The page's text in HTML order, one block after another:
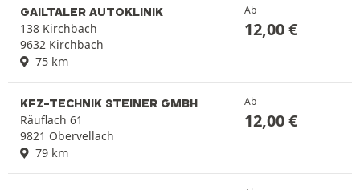
GAILTALER AUTOKLINIK
138 Kirchbach
9632 Kirchbach
75 km
Ab
12,00€
KFZ-TECHNIK STEINER GMBH
Räuflach 61
9821 Obervellach
79 km
Ab
12,00€